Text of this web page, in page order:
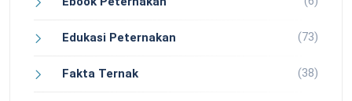
Edukasi Peternakan (73)
Fakta Ternak (38)